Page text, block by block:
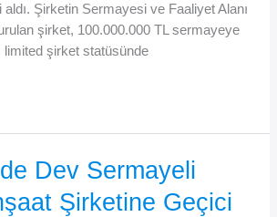
Şirketin Sermayesi ve Faaliyet Alanı
şirket, 100.000.000 TL sermayeye
limited şirket statüsünde
Dev Sermayeli
Şirketine Geçici